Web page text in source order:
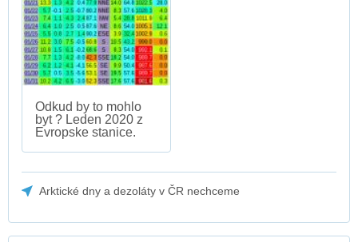
Odkud by to mohlo
byt ? Leden 2020 z
Evropske stanice.
Arktické dny a dezoláty v ČR nechceme